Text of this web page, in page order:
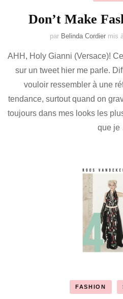
Don’t Make
par Belinda Cordier mis
AHH, Holy Gianni (Versace)!
sur un tweet hier me parle.
vouloir ressembler à une
tendance, surtout quand on
toujours dans mes looks les
que
FASHION